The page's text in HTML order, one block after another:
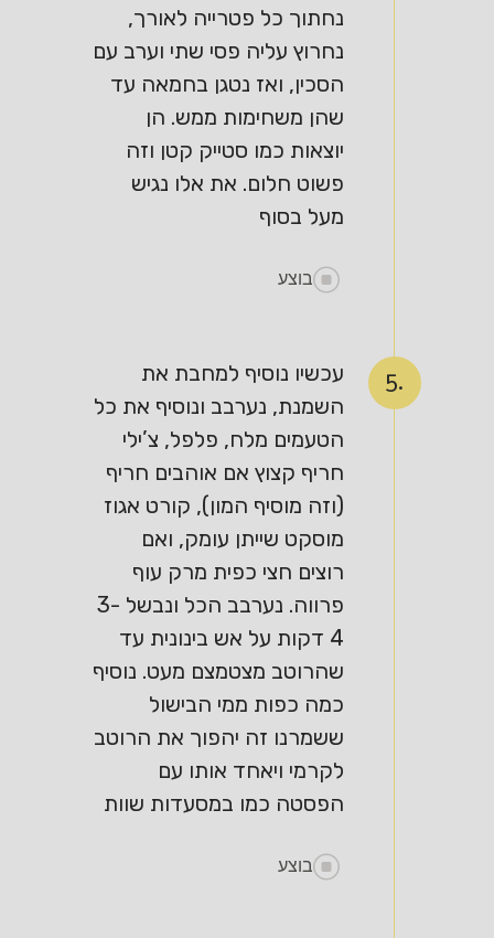
נחתוך כל פטרייה לאורך,
נחרוץ עליה פסי שתי וערב עם
הסכין, ואז נטגן בחמאה עד
שהן משחימות ממש. הן
יוצאות כמו סטייק קטן וזה
פשוט חלום. את אלו נגיש
מעל בסוף
בוצע
5.
עכשיו נוסיף למחבת את
השמנת, נערבב ונוסיף את כל
הטעמים מלח, פלפל, צ’ילי
חריף קצוץ אם אוהבים חריף
(וזה מוסיף המון), קורט אגוז
מוסקט שייתן עומק, ואם
רוצים חצי כפית מרק עוף
פרווה. נערבב הכל ונבשל 3-
4 דקות על אש בינונית עד
שהרוטב מצטמצם מעט. נוסיף
כמה כפות ממי הבישול
ששמרנו זה יהפוך את הרוטב
לקרמי ויאחד אותו עם
הפסטה כמו במסעדות שוות
בוצע